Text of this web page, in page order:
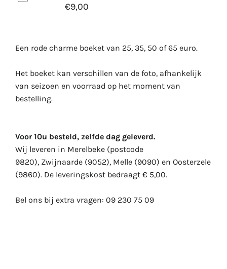
€9,00
Een rode charme boeket van 25, 35, 50 of 65 euro.
Het boeket kan verschillen van de foto, afhankelijk
van seizoen en voorraad op het moment van
bestelling.
Voor 10u besteld, zelfde dag geleverd.
Wij leveren in Merelbeke (postcode
9820), Zwijnaarde (9052), Melle (9090) en Oosterzele
(9860). De leveringskost bedraagt € 5,00.
Bel ons bij extra vragen: 09 230 75 09